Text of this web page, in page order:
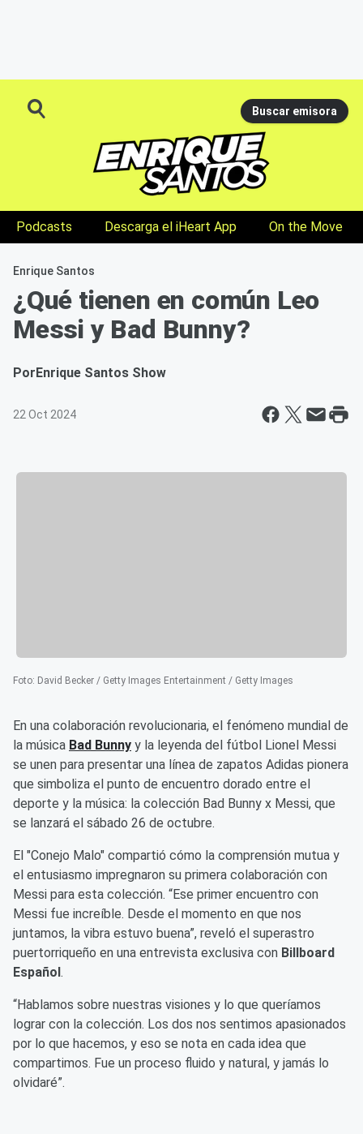
Buscar emisora
Podcasts Descarga el iHeart App On the Move
Enrique Santos
¿Qué tienen en común Leo
Messi y Bad Bunny?
PorEnrique Santos Show
22 Oct 2024
Foto: David Becker / Getty Images Entertainment / Getty Images
En una colaboración revolucionaria, el fenómeno mundial de
la música Bad Bunny y la leyenda del fútbol Lionel Messi
se unen para presentar una línea de zapatos Adidas pionera
que simboliza el punto de encuentro dorado entre el
deporte y la música: la colección Bad Bunny x Messi, que
se lanzará el sábado 26 de octubre.
El "Conejo Malo" compartió cómo la comprensión mutua y
el entusiasmo impregnaron su primera colaboración con
Messi para esta colección. “Ese primer encuentro con
Messi fue increíble. Desde el momento en que nos
juntamos, la vibra estuvo buena”, reveló el superastro
puertorriqueño en una entrevista exclusiva con Billboard
Español .
“Hablamos sobre nuestras visiones y lo que queríamos
lograr con la colección. Los dos nos sentimos apasionados
por lo que hacemos, y eso se nota en cada idea que
compartimos. Fue un proceso fluido y natural, y jamás lo
olvidaré”.